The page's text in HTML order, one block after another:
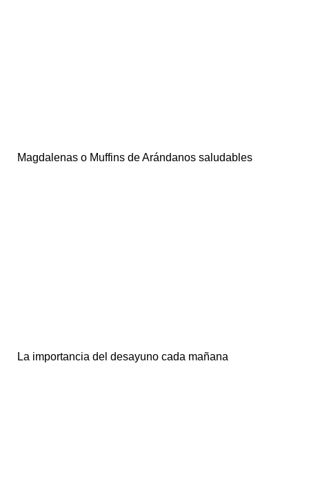
Magdalenas o Muffins de Arándanos saludables
La importancia del desayuno cada mañana